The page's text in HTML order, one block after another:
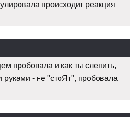
происходит реакция
пробовала и как ты слепить,
- не "стоЯт", пробовала